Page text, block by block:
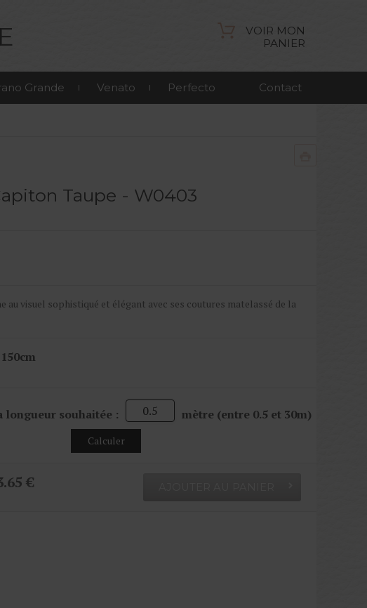
VOIR MON
PANIER
Grande Venato Perfecto Contact
Taupe - W0403
au visuel sophistiqué et élégant avec ses coutures matelassé de la
150cm
souhaitée : mètre (entre 0.5 et 30m)
Calculer
€